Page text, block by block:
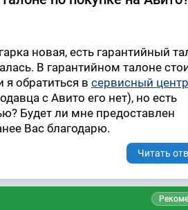
новая, есть гарантийный
В гарантийном талоне
я обратиться в сервисный центр
с Авито его нет), но есть
Будет ли мне предоставлен
Вас благодарю.
Читать